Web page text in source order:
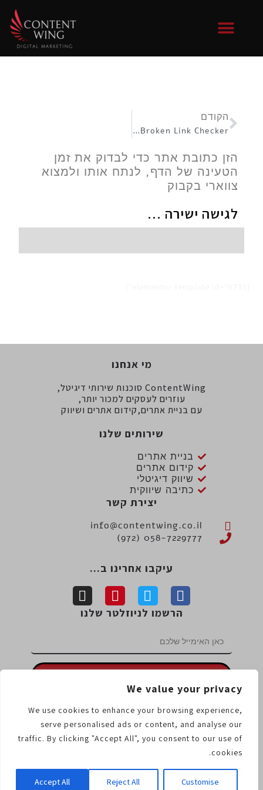
We value your privacy
We use cookies to enhance your browsing experience,
serve personalised ads or content, and analyse our
traffic. By clicking "Accept All", you consent to our use of
cookies.
Customise
Reject All
Accept All
הקודם
Online Broken Link Checker
הזן כתובת אתר כדי לבדוק את זמן
הטעינה של הדף, לנתח אותו ולמצוא
צווארי בקבוק
לגישה ישירה ...
מי אנחנו
ContentWing סוכנות שירותי דיגיטל,
עוזרים לעסקים למכור יותר,
עם בניית אתרים,קידום אתרים ושיווק
שירותים שלנו
בניית אתרים
קידום אתרים
שיווק דיגיטלי
כתיבה שיווקית
יצירת קשר
info@contentwing.co.il
058-7229777 (972)
עיקבו אחרינו ב...
הרשמו לניוזלטר שלנו
תנאי שימוש מדיניות פרטיות
ContentWing